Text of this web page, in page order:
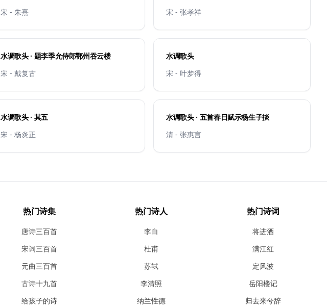
宋 - 朱熹
宋 - 张孝祥
水调歌头 · 题李季允侍郎鄂州吞云楼
宋 - 戴复古
水调歌头
宋 - 叶梦得
水调歌头 · 其五
宋 - 杨炎正
水调歌头 · 五首春日赋示杨生子掞
清 - 张惠言
热门诗集
唐诗三百首
宋词三百首
元曲三百首
古诗十九首
给孩子的诗
热门诗人
李白
杜甫
苏轼
李清照
纳兰性德
热门诗词
将进酒
满江红
定风波
岳阳楼记
归去来兮辞